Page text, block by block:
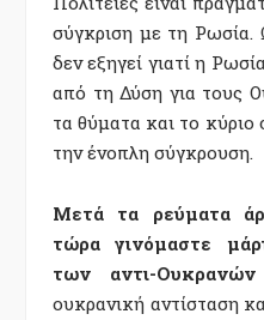
σύγκριση με τη Ρωσία.
δεν εξηγεί γιατί η
από τη Δύση για τους
τα θύματα και το
την ένοπλη σύγκρουση.
Μετά τα ρεύματα
τώρα γινόμαστε
των αντι-Ουκρανών
ουκρανική αντίσταση